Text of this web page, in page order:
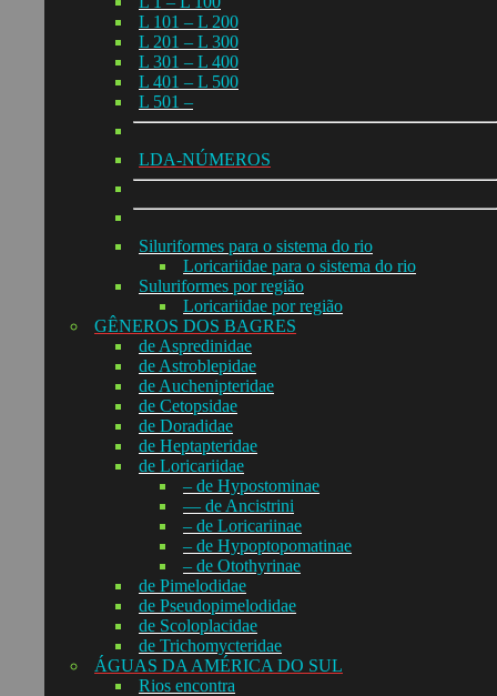
L 101 – L 200
L 201 – L 300
L 301 – L 400
L 401 – L 500
L 501 –
LDA-NÚMEROS
Siluriformes para o sistema do rio
Loricariidae para o sistema do rio
Suluriformes por região
Loricariidae por região
GÊNEROS DOS BAGRES
de Aspredinidae
de Astroblepidae
de Auchenipteridae
de Cetopsidae
de Doradidae
de Heptapteridae
de Loricariidae
– de Hypostominae
— de Ancistrini
– de Loricariinae
– de Hypoptopomatinae
– de Otothyrinae
de Pimelodidae
de Pseudopimelodidae
de Scoloplacidae
de Trichomycteridae
ÁGUAS DA AMÉRICA DO SUL
Rios encontra